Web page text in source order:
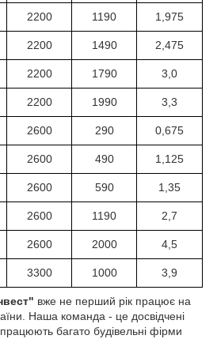
2200 1190 1,975
2200 1490 2,475
2200 1790 3,0
2200 1990 3,3
2600 290 0,675
2600 490 1,125
2600 590 1,35
2600 1190 2,7
2600 2000 4,5
3300 1000 3,9
вже не перший рік працює на
Наша команда - це досвідчені
багато будівельні фірми